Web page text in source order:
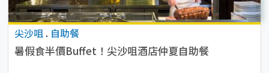
尖沙咀 . 自助餐
暑假食半價Buffet！尖沙咀酒店仲夏自助餐